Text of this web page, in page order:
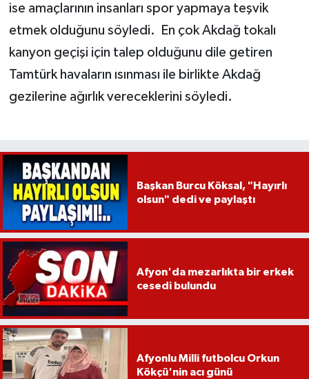
ise amaçlarının insanları spor yapmaya teşvik
etmek olduğunu söyledi. En çok Akdağ tokalı
kanyon geçişi için talep olduğunu dile getiren
Tamtürk havaların ısınması ile birlikte Akdağ
gezilerine ağırlık vereceklerini söyledi.
Başkan Burcu Köksal, "Hayırlı
olsun" dedi ve paylaştı
Afyon'da mezarlıkta bir erkek
cesedi bulundu
Afyonlu Milli futbolcu Orkun
Kökçü'nin acı günü